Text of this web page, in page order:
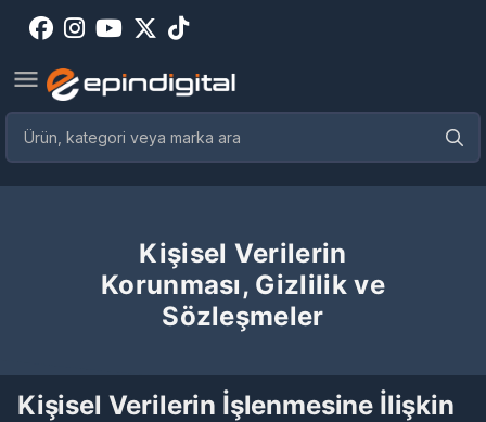
Kişisel Verilerin
Korunması, Gizlilik ve
Sözleşmeler
Kişisel Verilerin İşlenmesine İlişkin